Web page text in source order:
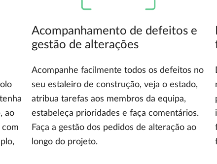
ao
com
Acompanhamento de defeitos e
gestão de alterações
Acompanhe facilmente todos os defeitos no
seu estaleiro de construção, veja o estado,
atribua tarefas aos membros da equipa,
estabeleça prioridades e faça comentários.
Faça a gestão dos pedidos de alteração ao
longo do projeto.